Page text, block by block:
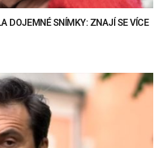
DOJEMNÉ SNÍMKY: ZNAJÍ SE VÍCE